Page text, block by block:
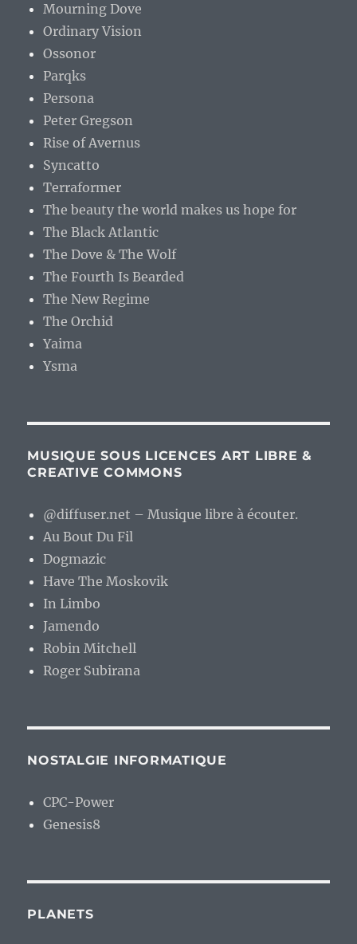
Mourning Dove
Ordinary Vision
Ossonor
Parqks
Persona
Peter Gregson
Rise of Avernus
Syncatto
Terraformer
The beauty the world makes us hope for
The Black Atlantic
The Dove & The Wolf
The Fourth Is Bearded
The New Regime
The Orchid
Yaima
Ysma
MUSIQUE SOUS LICENCES ART LIBRE &
CREATIVE COMMONS
@diffuser.net – Musique libre à écouter.
Au Bout Du Fil
Dogmazic
Have The Moskovik
In Limbo
Jamendo
Robin Mitchell
Roger Subirana
NOSTALGIE INFORMATIQUE
CPC-Power
Genesis8
PLANETS